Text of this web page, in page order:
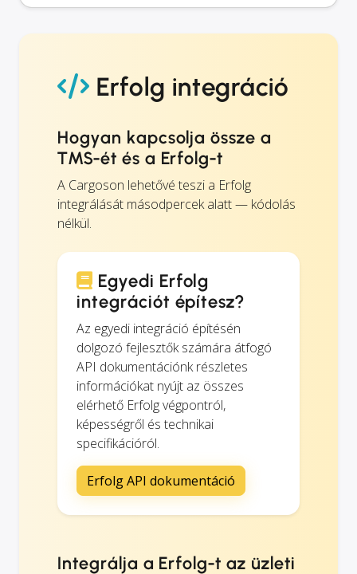
Erfolg integráció
Hogyan kapcsolja össze a
TMS-ét és a Erfolg-t
A Cargoson lehetővé teszi a Erfolg
integrálását másodpercek alatt — kódolás
nélkül.
Egyedi Erfolg
integrációt építesz?
Az egyedi integráció építésén
dolgozó fejlesztők számára átfogó
API dokumentációnk részletes
információkat nyújt az összes
elérhető Erfolg végpontról,
képességről és technikai
specifikációról.
Erfolg API dokumentáció
Integrálja a Erfolg-t az üzleti